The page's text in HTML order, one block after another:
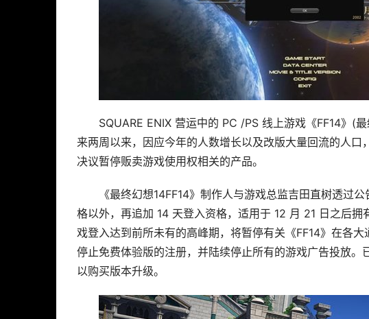
SQUARE ENIX 营运中的 PC /PS 线上游戏《FF14》(
来两周以来，因应今年的人数增长以及改版大量回流的人口
决议暂停贩卖游戏使用权相关的产品。
《最终幻想14FF14》制作人与游戏总监吉田直树透过
格以外，再追加 14 天登入资格，适用于 12 月 21 日之后
戏登入达到前所未有的高峰期，将暂停有关《FF14》在各
停止免费体验版的注册，并陆续停止所有的游戏广告投放
以购买版本升级。